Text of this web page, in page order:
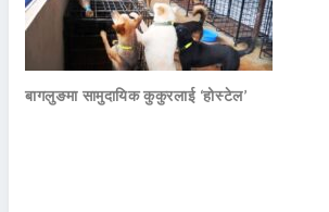
बागलुङमा सामुदायिक कुकुरलाई ‘होस्टेल’